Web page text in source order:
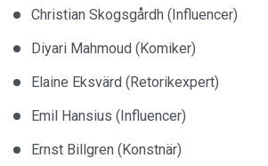
Christian Skogsgårdh (Influencer)
Diyari Mahmoud (Komiker)
Elaine Eksvärd (Retorikexpert)
Emil Hansius (Influencer)
Ernst Billgren (Konstnär)